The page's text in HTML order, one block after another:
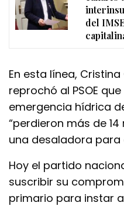
del
En esta línea,
reprochó al PSOE
emergencia hídrica
“perdieron más de
una desaladora para
Hoy el partido
suscribir su
primario para instar